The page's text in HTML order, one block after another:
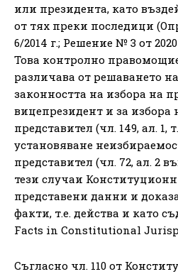
или президента, като
от тях преки последици
6/2014 г.; Решение № 3 от 2020
Това контролно
различава от решаването
законността на избора на
вицепрезидент и за избора
представител (чл. 149, ал. 1,
установяване
представител (чл. 72, ал. 2
тези случаи
представени данни и
факти, т.е. действа и като
Facts in Constitutional
Съгласно чл. 110 от